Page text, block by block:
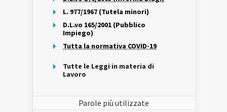
L. 977/1967 (Tutela minori)
D.L.vo 165/2001 (Pubblico
Impiego)
Tutta la normativa COVID-19
Tutte le Leggi in materia di
Lavoro
Parole più utilizzate